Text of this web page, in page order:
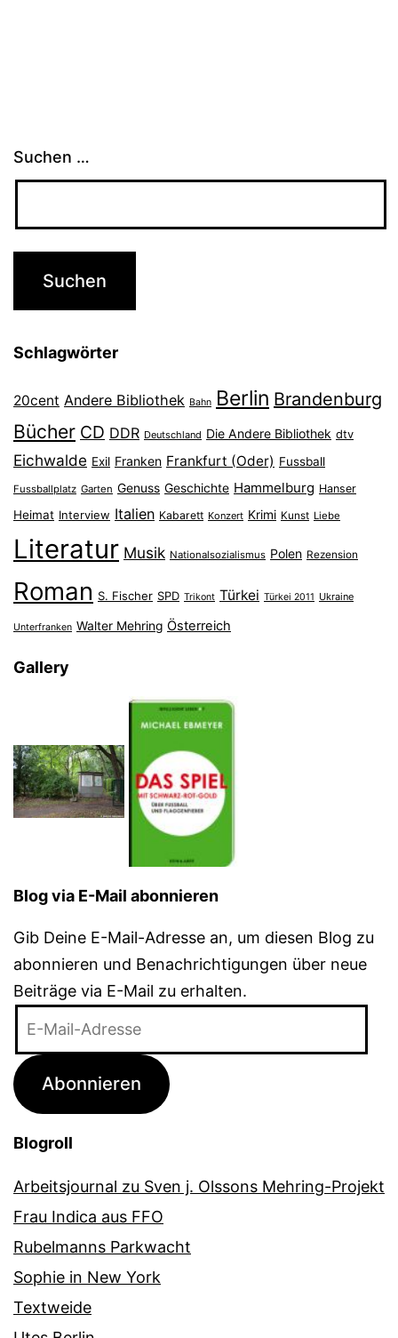
Suchen …
Schlagwörter
20cent Andere Bibliothek Bahn Berlin Brandenburg
Bücher CD DDR Deutschland Die Andere Bibliothek dtv
Eichwalde Exil Franken Frankfurt (Oder) Fussball
Fussballplatz Garten Genuss Geschichte Hammelburg Hanser
Heimat Interview Italien Kabarett Konzert Krimi Kunst Liebe
Literatur Musik Nationalsozialismus Polen Rezension
Roman S. Fischer SPD Trikont Türkei Türkei 2011 Ukraine
Unterfranken Walter Mehring Österreich
Gallery
Blog via E-Mail abonnieren
Gib Deine E-Mail-Adresse an, um diesen Blog zu
abonnieren und Benachrichtigungen über neue
Beiträge via E-Mail zu erhalten.
Adresse
Abonnieren
Blogroll
Arbeitsjournal zu Sven j. Olssons Mehring-Projekt
Frau Indica aus FFO
Rubelmanns Parkwacht
Sophie in New York
Textweide